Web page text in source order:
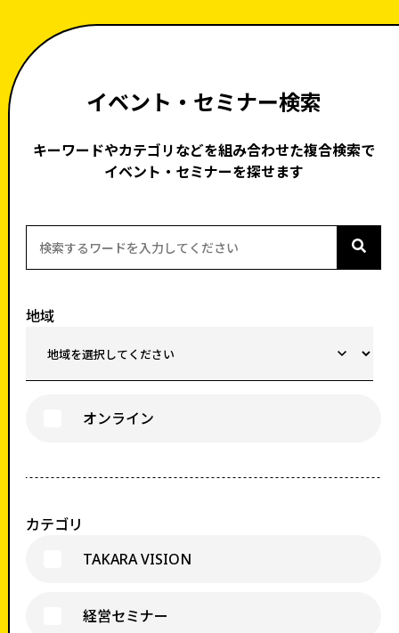
イベント・セミナー検索
キーワードやカテゴリなどを組み合わせた複合検索で
イベント・セミナーを探せます
地域
オンライン
カテゴリ
TAKARA VISION
経営セミナー